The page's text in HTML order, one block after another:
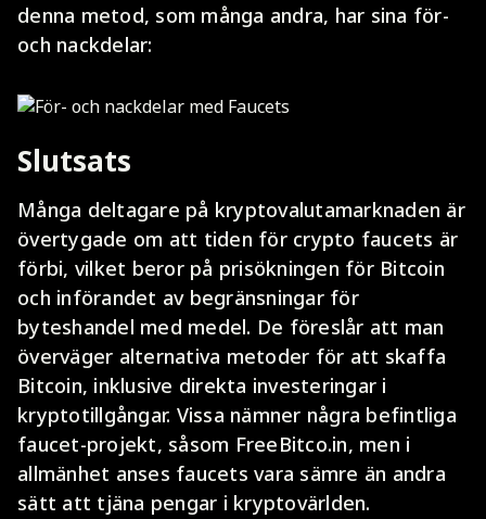
denna metod, som många andra, har sina för-
och nackdelar:
Slutsats
Många deltagare på kryptovalutamarknaden är
övertygade om att tiden för crypto faucets är
förbi, vilket beror på prisökningen för Bitcoin
och införandet av begränsningar för
byteshandel med medel. De föreslår att man
överväger alternativa metoder för att skaffa
Bitcoin, inklusive direkta investeringar i
kryptotillgångar. Vissa nämner några befintliga
faucet-projekt, såsom FreeBitco.in, men i
allmänhet anses faucets vara sämre än andra
sätt att tjäna pengar i kryptovärlden.